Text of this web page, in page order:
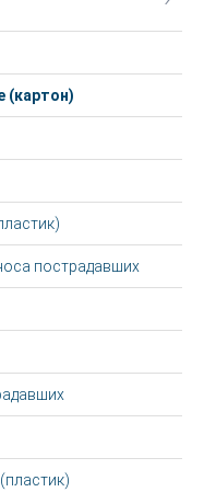
(картон)
пострадавших